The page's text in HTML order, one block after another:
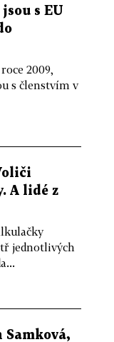
s EU
2009,
s členstvím v
A lidé z
jednotlivých